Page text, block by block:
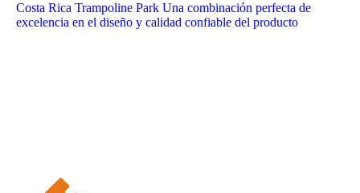
Costa Rica Trampoline Park Una combinación perfecta de
excelencia en el diseño y calidad confiable del producto